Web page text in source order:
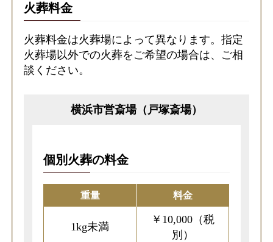
火葬料金
火葬料金は火葬場によって異なります。指定
火葬場以外での火葬をご希望の場合は、ご相
談ください。
横浜市営斎場（戸塚斎場）
個別火葬の料金
重量 料金
1kg未満
￥10,000（税
別）